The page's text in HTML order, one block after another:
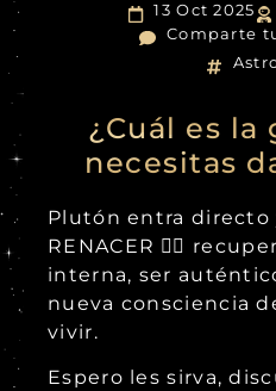
13 Oct 2025
Comparte
¿Cuál es la
necesitas
Plutón entra directo
RENACER 🐦‍🔥
interna, ser
nueva consciencia
vivir.
Espero les sirva,